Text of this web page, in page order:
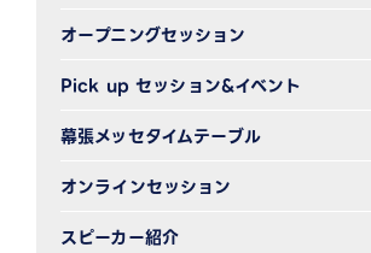
オープニングセッション
Pick up セッション&イベント
幕張メッセタイムテーブル
オンラインセッション
スピーカー紹介